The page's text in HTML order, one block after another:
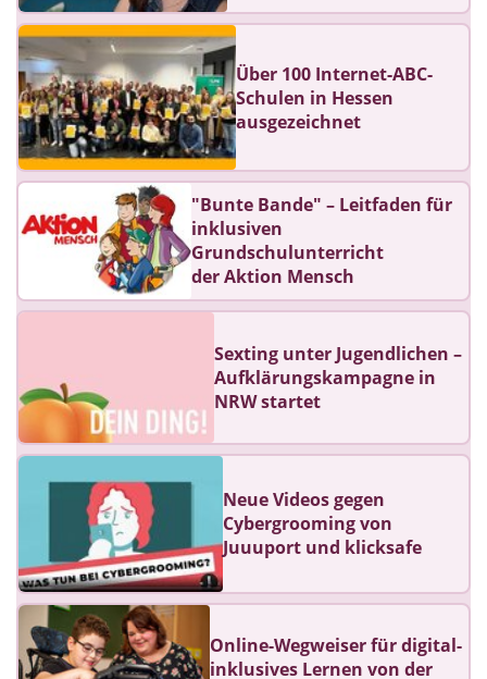
Über 100 Internet-ABC-
Schulen in Hessen
ausgezeichnet
"Bunte Bande" – Leitfaden für
inklusiven
Grundschulunterricht
der Aktion Mensch
Sexting unter Jugendlichen –
Aufklärungskampagne in
NRW startet
Neue Videos gegen
Cybergrooming von
Juuuport und klicksafe
Online-Wegweiser für digital-
inklusives Lernen von der